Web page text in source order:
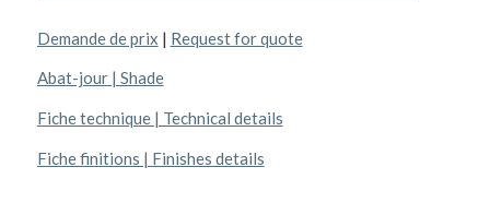
Demande de prix | Request for quote
Abat-jour | Shade
Fiche technique | Technical details
Fiche finitions | Finishes details